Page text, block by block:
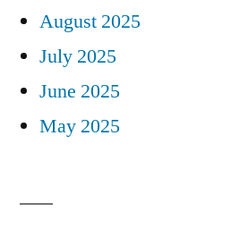
August 2025
July 2025
June 2025
May 2025